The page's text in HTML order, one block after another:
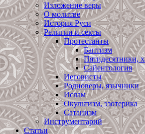
Изложение веры
О молитве
История Руси
Религии и секты
Протестанты
Баптизм
Пятидесятники,
Сайентология
Иеговисты
Родноверы, язычники
Ислам
Окультизм, эзотерика
Сатанизм
Инструментарий
Статьи